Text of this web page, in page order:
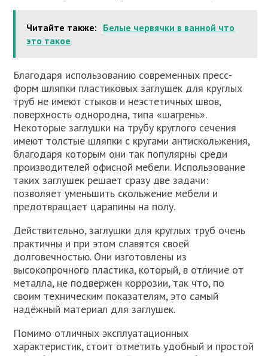
Читайте также: Белые червячки в ванной что
это такое
Благодаря использованию современных пресс-
форм шляпки пластиковых заглушек для круглых
труб не имеют стыков и неэстетичных швов,
поверхность однородна, типа «шагрень».
Некоторые заглушки на трубу круглого сечения
имеют толстые шляпки с кругами антискольжения,
благодаря которым они так популярны среди
производителей офисной мебели. Использование
таких заглушек решает сразу две задачи:
позволяет уменьшить скольжение мебели и
предотвращает царапины на полу.
Действительно, заглушки для круглых труб очень
практичны и при этом славятся своей
долговечностью. Они изготовлены из
высокопрочного пластика, который, в отличие от
металла, не подвержен коррозии, так что, по
своим техническим показателям, это самый
надёжный материал для заглушек.
Помимо отличных эксплуатационных
характеристик, стоит отметить удобный и простой